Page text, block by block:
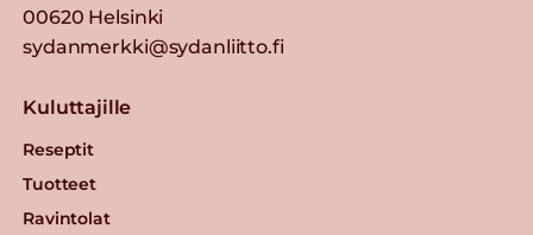
00620 Helsinki
sydanmerkki@sydanliitto.fi
Kuluttajille
Reseptit
Tuotteet
Ravintolat